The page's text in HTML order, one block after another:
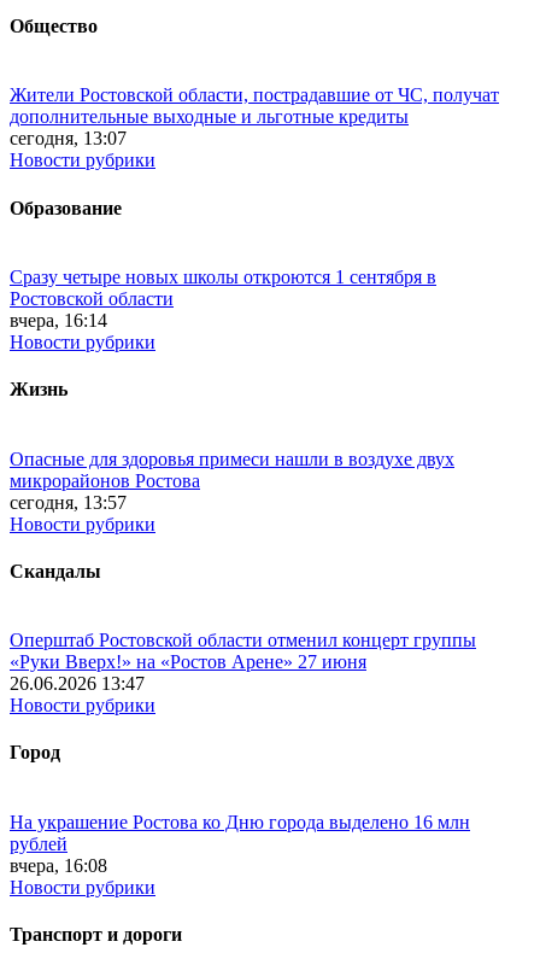
Общество
Жители Ростовской области, пострадавшие от ЧС, получат
дополнительные выходные и льготные кредиты
сегодня, 13:07
Новости рубрики
Образование
Сразу четыре новых школы откроются 1 сентября в
Ростовской области
вчера, 16:14
Новости рубрики
Жизнь
Опасные для здоровья примеси нашли в воздухе двух
микрорайонов Ростова
сегодня, 13:57
Новости рубрики
Скандалы
Оперштаб Ростовской области отменил концерт группы
«Руки Вверх!» на «Ростов Арене» 27 июня
26.06.2026 13:47
Новости рубрики
Город
На украшение Ростова ко Дню города выделено 16 млн
рублей
вчера, 16:08
Новости рубрики
Транспорт и дороги